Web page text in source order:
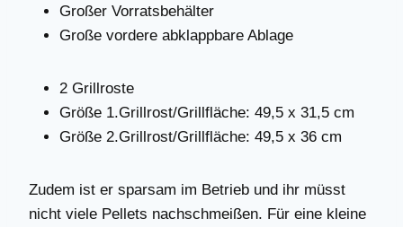
Großer Vorratsbehälter
Große vordere abklappbare Ablage
2 Grillroste
Größe 1.Grillrost/Grillfläche: 49,5 x 31,5 cm
Größe 2.Grillrost/Grillfläche: 49,5 x 36 cm
Zudem ist er sparsam im Betrieb und ihr müsst
nicht viele Pellets nachschmeißen. Für eine kleine